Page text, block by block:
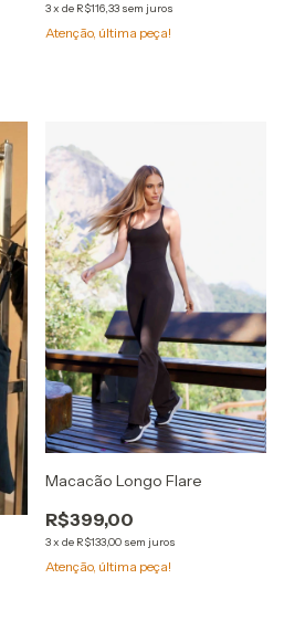
3x de R$116,33 sem juros
Atenção, última peça!
Macacão Longo Flare
R$399,00
3x de R$133,00 sem juros
Atenção, última peça!